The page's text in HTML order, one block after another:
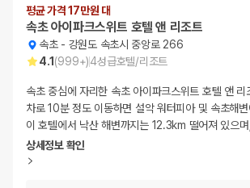
평균 가격 17만원 대
속초 아이파크스위트 호텔 앤 리조트
속초- 강원도 속초시 중앙로 266
4.1 (999+)4성급호텔/리조트
속초 중심에 자리한 속초 아이파크스위트 호텔 앤 리
차로 10분 정도 이동하면 설악 워터피아 및 속초해
이 호텔에서 낙산 해변까지는 12.3km 떨어져 있으
상세정보 확인